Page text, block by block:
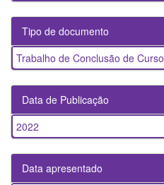
Tipo de documento
Trabalho de Conclusão de Curso
Data de Publicação
2022
Data apresentado